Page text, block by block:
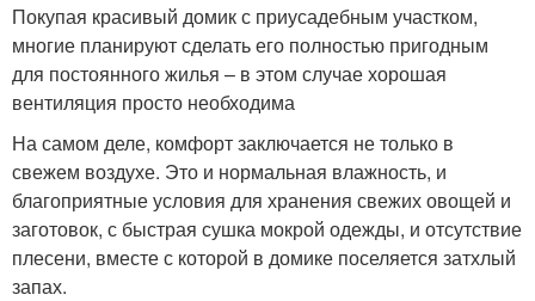
Покупая красивый домик с приусадебным участком,
многие планируют сделать его полностью пригодным
для постоянного жилья – в этом случае хорошая
вентиляция просто необходима
На самом деле, комфорт заключается не только в
свежем воздухе. Это и нормальная влажность, и
благоприятные условия для хранения свежих овощей и
заготовок, с быстрая сушка мокрой одежды, и отсутствие
плесени, вместе с которой в домике поселяется затхлый
запах.